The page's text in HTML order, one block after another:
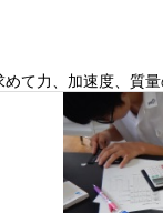
て力、加速度、質量